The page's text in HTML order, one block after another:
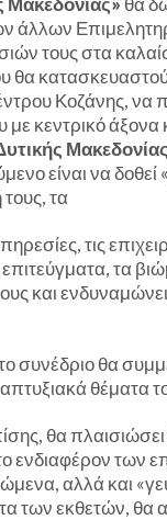
άλλων
τους στα
θα
Κοζάνης, να
κεντρικό άξονα
Μακεδονίας
είναι να
τα
τις
τα
και
συνέδριο θα
θέματα
θα
ενδιαφέρον των
αλλά και
των εκθετών,